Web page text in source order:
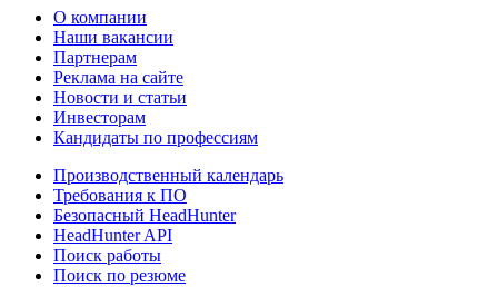
О компании
Наши вакансии
Партнерам
Реклама на сайте
Новости и статьи
Инвесторам
Кандидаты по профессиям
Производственный календарь
Требования к ПО
Безопасный HeadHunter
HeadHunter API
Поиск работы
Поиск по резюме